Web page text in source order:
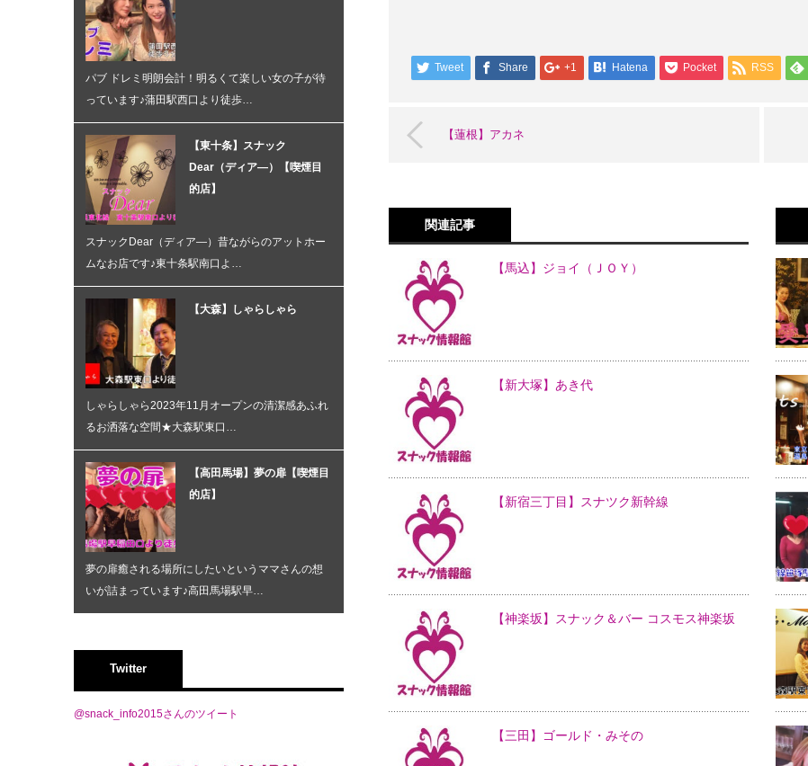
Tweet Share +1 Hatena Pocket RSS
【蓮根】アカネ
関連記事
【馬込】ジョイ（ＪＯＹ）
【新大塚】あき代
【新宿三丁目】スナツク新幹線
【神楽坂】スナック＆バー コスモス神楽坂
【三田】ゴールド・みその
パブ ドレミ明朗会計！明るくて楽しい女の子が待
っています♪蒲田駅西口より徒歩…
【東十条】スナック
Dear（ディア―）【喫煙目
的店】
スナックDear（ディア―）昔ながらのアットホー
ムなお店です♪東十条駅南口よ…
【大森】しゃらしゃら
しゃらしゃら2023年11月オープンの清潔感あふれ
るお洒落な空間★大森駅東口…
【高田馬場】夢の扉【喫煙目
的店】
夢の扉癒される場所にしたいというママさんの想
いが詰まっています♪高田馬場駅早…
Twitter
@snack_info2015さんのツイート